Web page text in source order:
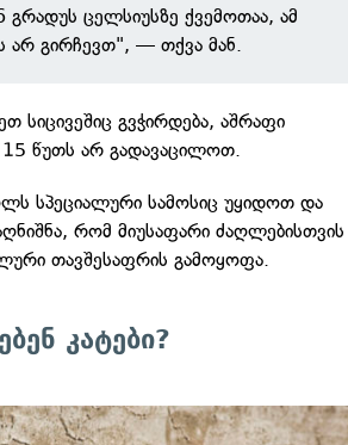
ცელსიუსზე ქვემოთაა, ამ
არ გირჩევთ", — თქვა მან.
სიცივეშიც გვჭირდება, აშრაფი
წუთს არ გადავაცილოთ.
სპეციალური სამოსიც უყიდოთ და
რომ მიუსაფარი ძაღლებისთვის
თავშესაფრის გამოყოფა.
კატები?